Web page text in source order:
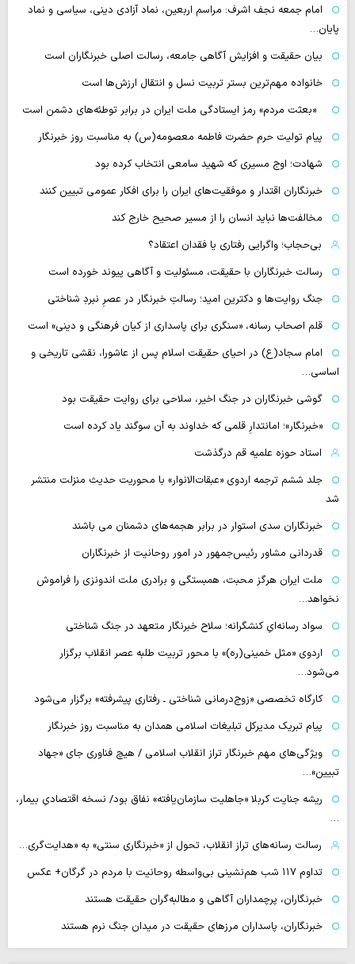
امام جمعه نجف اشرف: مراسم اربعین، نماد آزادی دینی، سیاسی و نماد
پایان…
بیان حقیقت و افزایش آگاهی جامعه، رسالت اصلی خبرنگاران است
خانواده مهم‌ترین بستر تربیت نسل و انتقال ارزش‌ها است
«بعثت مردم» رمز ایستادگی ملت ایران در برابر توطئه‌های دشمن است
پیام تولیت حرم حضرت فاطمه معصومه(س) به مناسبت روز خبرنگار
شهادت؛ اوج مسیری که شهید سامعی انتخاب کرده بود
خبرنگاران اقتدار و موفقیت‌های ایران را برای افکار عمومی تبیین کنند
مخالفت‌ها نباید انسان را از مسیر صحیح خارج کند
بی‌حجاب؛ واگرایی رفتاری یا فقدان اعتقاد؟
رسالت خبرنگاران با حقیقت، مسئولیت و آگاهی پیوند خورده است
جنگ روایت‌ها و دکترین امید؛ رسالتِ خبرنگار در عصرِ نبردِ شناختی
قلم اصحاب رسانه، «سنگری برای پاسداری از کیان فرهنگی و دینی» است
امام سجاد(ع) در احیای حقیقت اسلام پس از عاشورا، نقشی تاریخی و
اساسی…
گوشی خبرنگاران در جنگ اخیر، سلاحی برای روایت حقیقت بود
«خبرنگار»؛ امانتدارِ قلمی که خداوند به آن سوگند یاد کرده است
استاد حوزه علمیه قم درگذشت
جلد ششم ترجمه اردوی «عبقات‌الانوار» با محوریت حدیث منزلت منتشر
شد
خبرنگاران سدی استوار در برابر هجمه‌های دشمنان می باشند
قدردانی مشاور رئیس‌جمهور در امور روحانیت از خبرنگاران
ملت ایران هرگز محبت، همبستگی و برادری ملت اندونزی را فراموش
نخواهد…
سواد رسانه‌ایِ کنشگرانه؛ سلاح خبرنگار متعهد در جنگ شناختی
اردوی «مثل خمینی(ره)» با محور تربیت طلبه عصر انقلاب برگزار
می‌شود…
کارگاه تخصصی «زوج‌درمانی شناختی ـ رفتاری پیشرفته» برگزار می‌شود
پیام تبریک مدیرکل تبلیغات اسلامی همدان به مناسبت روز خبرنگار
ویژگی‌های مهم خبرنگار تراز انقلاب اسلامی / هیچ فناوری‌ جای «جهاد
تبیین»…
ریشه جنایت کربلا «جاهلیت سازمان‌یافته» نفاق بود/ نسخه اقتصادیِ بیمار،
…
رسالت رسانه‌های تراز انقلاب، تحول از «خبرنگاری سنتی» به «هدایت‌گری…
تداوم ۱۱۷ شب هم‌نشینی بی‌واسطه روحانیت با مردم در گرگان+ عکس
خبرنگاران، پرچمداران آگاهی و مطالبه‌گران حقیقت هستند
خبرنگاران، پاسداران مرزهای حقیقت در میدان جنگ نرم هستند